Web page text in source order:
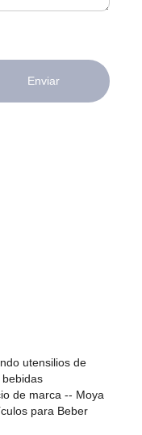
Enviar
utensilios de
de marca -- Moya
para Beber